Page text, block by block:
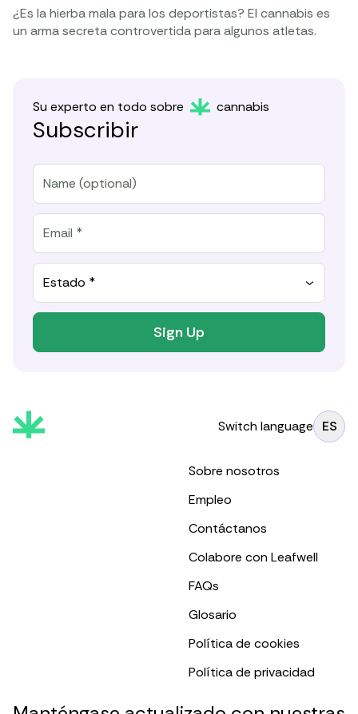
¿Es la hierba mala para los deportistas? El cannabis es
un arma secreta controvertida para algunos atletas.
Su experto en todo sobre cannabis
Subscribir
Estado *
Sign Up
Switch language ES
Sobre nosotros
Empleo
Contáctanos
Colabore con Leafwell
FAQs
Glosario
Política de cookies
Política de privacidad